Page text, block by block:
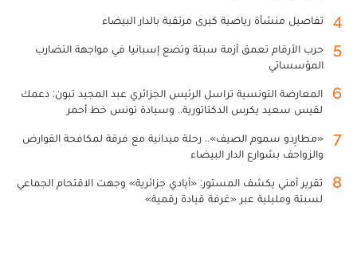
4 تفاصيل منشأة رياضية كبرى مرتقبة بالدار البيضاء
5
حرب الأرقام تعمق أزمة سبتة وتضع إسبانيا في مواجهة التضارب
المؤسساتي
6
المعارضة التونسية تراسل الرئيس الجزائري عبد المجيد تبون: دعمك
لقيس سعيد يكرس الدكتاتورية.. وسيادة تونس خط أحمر
7
«مطارِدو سموم الصيف».. رحلة ميدانية مع فرقة لمكافحة القوارض
والزواحف بشوارع الدار البيضاء
8
تقرير أمني يكشف المستور: «أيادي جزائرية» وجهت الاقتحام الجماعي
لسبتة ومليلية عبر «غرفة قيادة رقمية»